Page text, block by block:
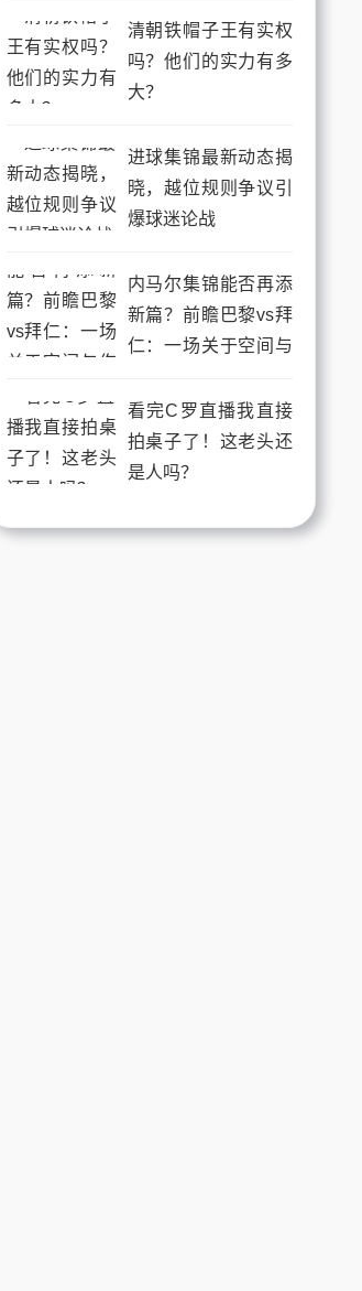
清朝铁帽子王有实权
吗？他们的实力有多
大？
进球集锦最新动态揭
晓，越位规则争议引
爆球迷论战
内马尔集锦能否再添
新篇？前瞻巴黎vs拜
仁：一场关于空间与
看完C罗直播我直接
拍桌子了！这老头还
是人吗？